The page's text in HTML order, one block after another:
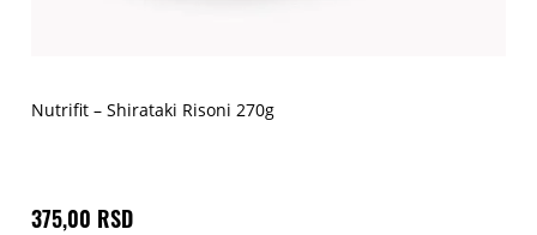
Nutrifit – Shirataki Risoni 270g
375,00 RSD